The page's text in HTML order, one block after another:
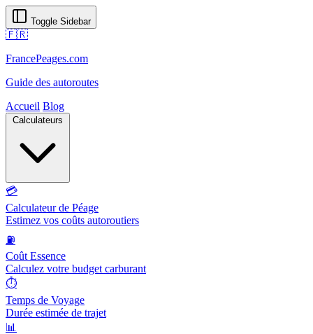
Toggle Sidebar
🇫🇷
FrancePeages.com
Guide des autoroutes
Accueil Blog
Calculateurs
💳
Calculateur de Péage
Estimez vos coûts autoroutiers
⛽
Coût Essence
Calculez votre budget carburant
⏱️
Temps de Voyage
Durée estimée de trajet
📊